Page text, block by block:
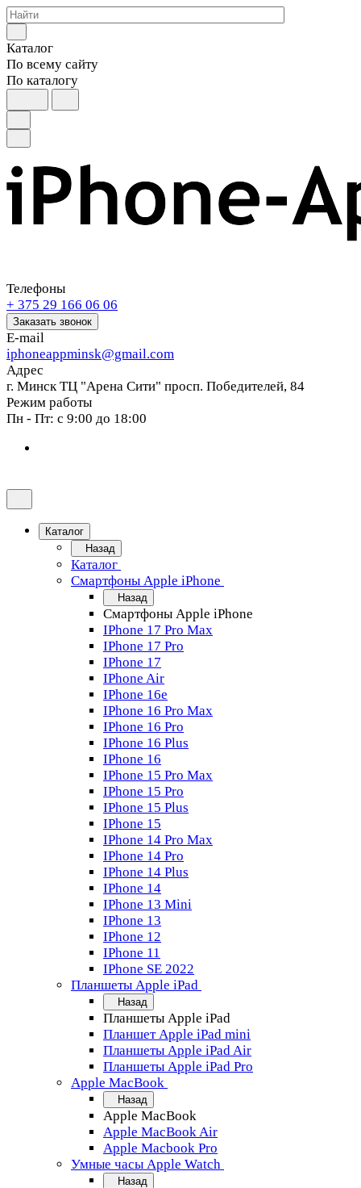
Каталог
По всему сайту
По каталогу
Телефоны
+ 375 29 166 06 06
Заказать звонок
E-mail
iphoneappminsk@gmail.com
Адрес
г. Минск ТЦ "Арена Сити" просп. Победителей, 84
Режим работы
Пн - Пт: с 9:00 до 18:00
Каталог
Назад
Каталог
Смартфоны Apple iPhone
Назад
Смартфоны Apple iPhone
IPhone 17 Pro Max
IPhone 17 Pro
IPhone 17
IPhone Air
IPhone 16e
IPhone 16 Pro Max
IPhone 16 Pro
IPhone 16 Plus
IPhone 16
IPhone 15 Pro Max
IPhone 15 Pro
IPhone 15 Plus
IPhone 15
IPhone 14 Pro Max
IPhone 14 Pro
IPhone 14 Plus
IPhone 14
IPhone 13 Mini
IPhone 13
IPhone 12
IPhone 11
IPhone SE 2022
Планшеты Apple iPad
Назад
Планшеты Apple iPad
Планшет Apple iPad mini
Планшеты Apple iPad Air
Планшеты Apple iPad Pro
Apple MacBook
Назад
Apple MacBook
Apple MacBook Air
Apple Macbook Pro
Умные часы Apple Watch
Назад